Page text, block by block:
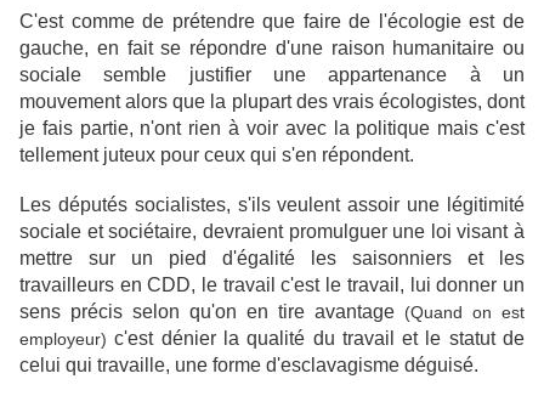
C'est comme de prétendre que faire de l'écologie est de
gauche, en fait se répondre d'une raison humanitaire ou
sociale semble justifier une appartenance à un
mouvement alors que la plupart des vrais écologistes, dont
je fais partie, n'ont rien à voir avec la politique mais c'est
tellement juteux pour ceux qui s'en répondent.
Les députés socialistes, s'ils veulent assoir une légitimité
sociale et sociétaire, devraient promulguer une loi visant à
mettre sur un pied d'égalité les saisonniers et les
travailleurs en CDD, le travail c'est le travail, lui donner un
sens précis selon qu'on en tire avantage (Quand on est
employeur) c'est dénier la qualité du travail et le statut de
celui qui travaille, une forme d'esclavagisme déguisé.